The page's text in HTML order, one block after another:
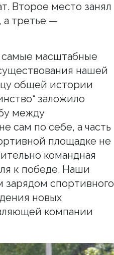
Второе место занял
а третье —
самые масштабные
нашей
общей истории
заложило
между
сам по себе, а часть
площадке не
командная
к победе. Наши
зарядом спортивного
новых
компании